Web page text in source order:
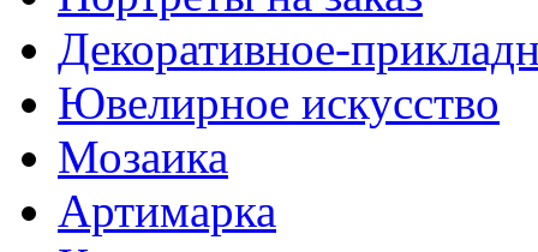
Декоративное-
Ювелирное искусство
Мозаика
Артимарка